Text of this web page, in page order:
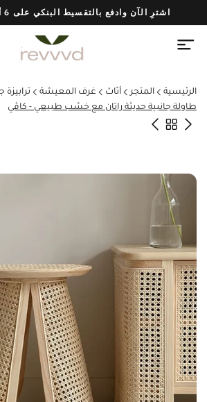
اشترِ الآن وادفع بالتقسيط البنكي على 6 أشهر بدون فوائد
الرئيسية المتجر أثاث غرف المعيشة
ترابيزة
طاولة جانبية حديثة راتان مع خشب طبيعي - كاڤي